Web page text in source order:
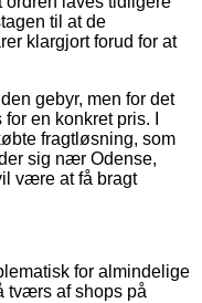
til at de
klargjort forud for at
gebyr, men for det
en konkret pris. I
fragtløsning, som
sig nær Odense,
være at få bragt
for almindelige
tværs af shops på